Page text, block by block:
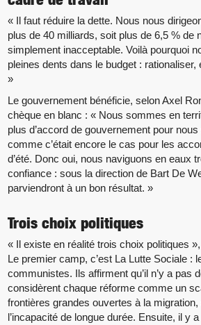
« Il faut réduire la dette. Nous nous
plus de 40 milliards, soit plus de 6,5 % de
simplement inacceptable. Voilà pourquoi
pleines dents dans le budget : rationaliser,
»
Le gouvernement bénéficie, selon Axel
chèque en blanc : « Nous sommes en
plus d’accord de gouvernement pour
comme c’était encore le cas pour les
d’été. Donc oui, nous naviguons en eaux
confiance : sous la direction de Bart De
parviendront à un bon résultat. »
Trois choix politiques
« Il existe en réalité trois choix politiques
Le premier camp, c’est La Lutte Sociale :
communistes. Ils affirment qu’il n’y a pas
considèrent chaque réforme comme un
frontières grandes ouvertes à la
l’incapacité de longue durée. Ensuite, il y